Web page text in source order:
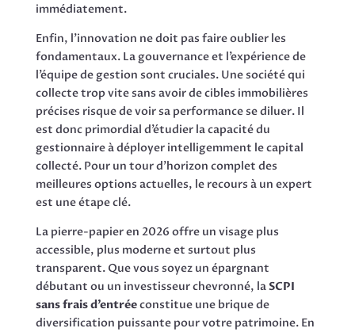
immédiatement.
Enfin, l’innovation ne doit pas faire oublier les
fondamentaux. La gouvernance et l’expérience de
l’équipe de gestion sont cruciales. Une société qui
collecte trop vite sans avoir de cibles immobilières
précises risque de voir sa performance se diluer. Il
est donc primordial d’étudier la capacité du
gestionnaire à déployer intelligemment le capital
collecté. Pour un tour d’horizon complet des
meilleures options actuelles, le recours à un expert
est une étape clé.
La pierre-papier en 2026 offre un visage plus
accessible, plus moderne et surtout plus
transparent. Que vous soyez un épargnant
débutant ou un investisseur chevronné, laSCPI
sans frais d’entréeconstitue une brique de
diversification puissante pour votre patrimoine. En